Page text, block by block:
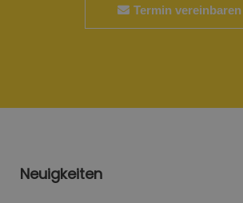
Termin vereinbaren
Neuigkeiten